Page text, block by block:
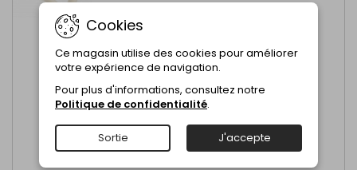
Cookies
Ce magasin utilise des cookies pour améliorer
votre expérience de navigation.
Pour plus d'informations, consultez notre
Politique de confidentialité.
Sortie J'accepte